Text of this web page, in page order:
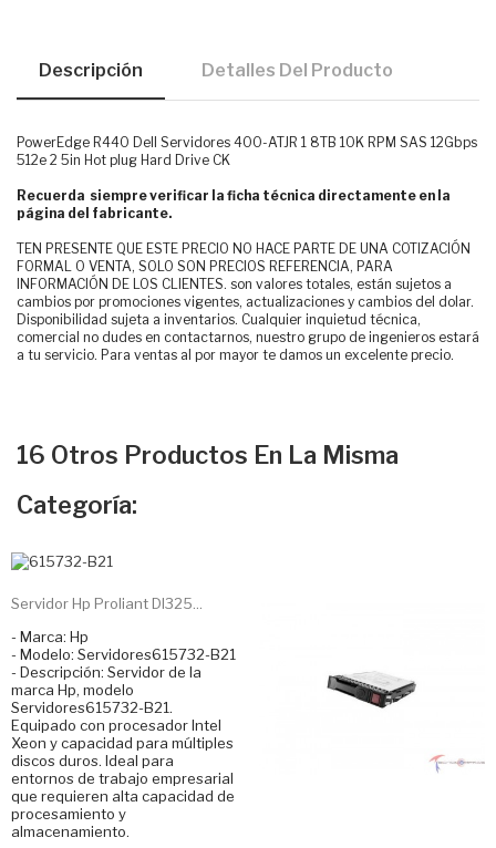
Descripción Detalles Del Producto
PowerEdge R440 Dell Servidores 400-ATJR 1 8TB 10K RPM SAS 12Gbps
512e 2 5in Hot plug Hard Drive CK
Recuerda siempre verificar la ficha técnica directamente en la
página del fabricante.
TEN PRESENTE QUE ESTE PRECIO NO HACE PARTE DE UNA COTIZACIÓN
FORMAL O VENTA, SOLO SON PRECIOS REFERENCIA, PARA
INFORMACIÓN DE LOS CLIENTES. son valores totales, están sujetos a
cambios por promociones vigentes, actualizaciones y cambios del dolar.
Disponibilidad sujeta a inventarios. Cualquier inquietud técnica,
comercial no dudes en contactarnos, nuestro grupo de ingenieros estará
a tu servicio. Para ventas al por mayor te damos un excelente precio.
16 Otros Productos En La Misma
Categoría:
Servidor Hp Proliant Dl325...
- Marca: Hp
- Modelo: Servidores615732-B21
- Descripción: Servidor de la
marca Hp, modelo
Servidores615732-B21.
Equipado con procesador Intel
Xeon y capacidad para múltiples
discos duros. Ideal para
entornos de trabajo empresarial
que requieren alta capacidad de
procesamiento y
almacenamiento.